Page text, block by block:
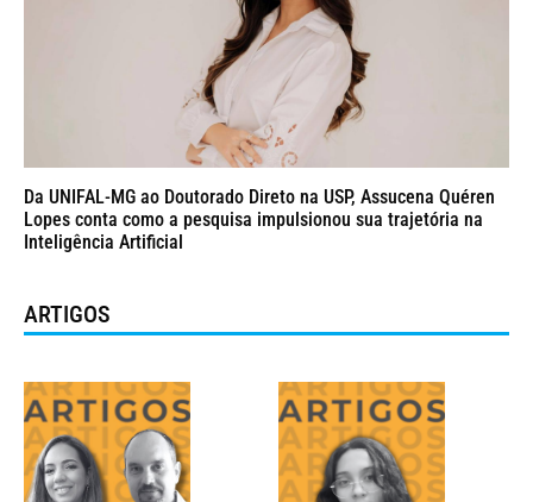
Da UNIFAL-MG ao Doutorado Direto na USP, Assucena Quéren
Lopes conta como a pesquisa impulsionou sua trajetória na
Inteligência Artificial
ARTIGOS